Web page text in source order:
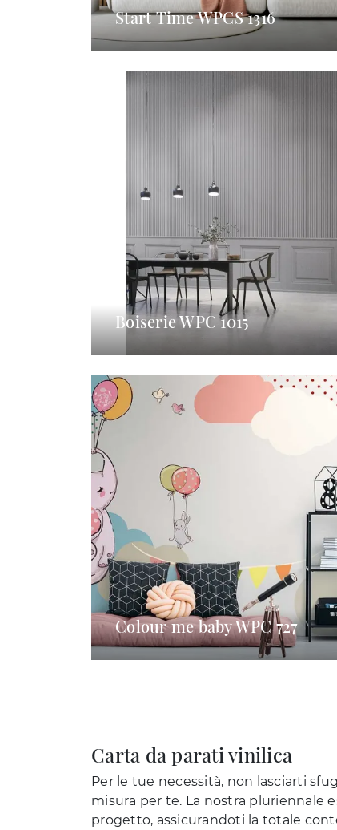
Start Time WPCS 1316
Boiserie WPC 1015
Colour me baby WPC 727
Carta da parati vinilica
Per le tue necessità, non lasciarti
misura per te. La nostra pluriennale
progetto, assicurandoti la totale